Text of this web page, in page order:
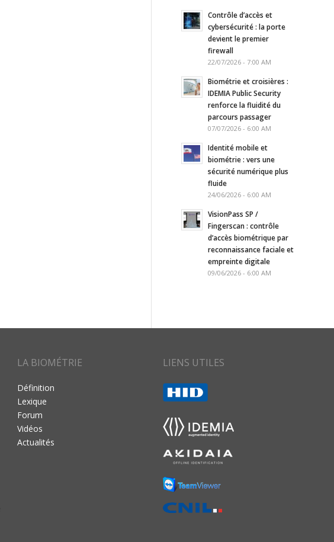
Contrôle d’accès et
cybersécurité : la porte
devient le premier
firewall
22/07/2026 - 7:00 AM
Biométrie et croisières :
IDEMIA Public Security
renforce la fluidité du
parcours passager
07/07/2026 - 6:00 AM
Identité mobile et
biométrie : vers une
sécurité numérique plus
fluide
24/06/2026 - 6:00 AM
VisionPass SP /
Fingerscan : contrôle
d’accès biométrique par
reconnaissance faciale et
empreinte digitale
09/06/2026 - 6:00 AM
LA BIOMÉTRIE
Définition
Lexique
Forum
Vidéos
Actualités
LIENS UTILES